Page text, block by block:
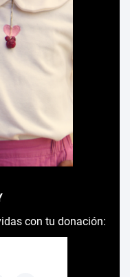
con tu donación: